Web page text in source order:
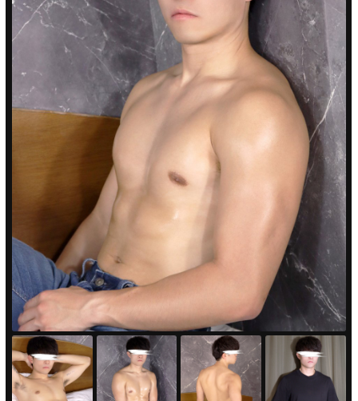
PUA'新橋
PUA'蒲田
PUA'羽田
PUA立川
PUA町田
×閉じる